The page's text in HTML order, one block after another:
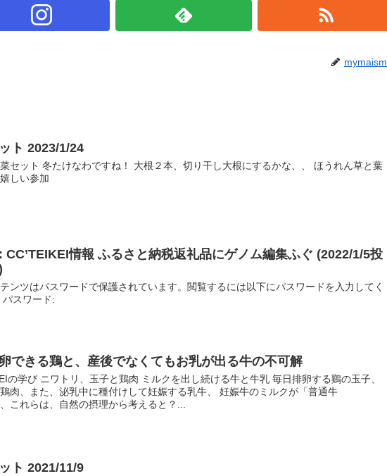
mymaism
ト 2023/1/24
セット 冬たけなわですね！ 大根２本、切り干し大根にするかな、、 ほうれん草と葉
しい参加
CC’TEIKEI情報 ふるさと納税返礼品にゲノム編集ふぐ (2022/1/5投
ンツはパスワードで保護されています。閲覧するには以下にパスワードを入力してく
パスワード:
できる鶏と、産後でなくてもお乳が出る牛の不可解
の学び ニワトリ、玉子と鶏肉 ミルクを出し続ける牛と牛乳 毎日排卵する鷄の玉子、
肉、また、泌乳中に種付けして妊娠する乳牛、 妊娠牛のミルクが「普通牛
これらは、自然の摂理から考えると？...
ト 2021/11/9